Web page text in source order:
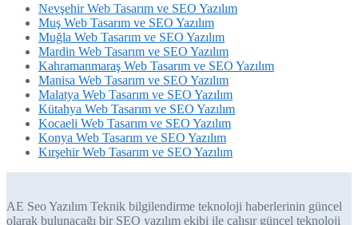
Nevşehir Web Tasarım ve SEO Yazılım
Muş Web Tasarım ve SEO Yazılım
Muğla Web Tasarım ve SEO Yazılım
Mardin Web Tasarım ve SEO Yazılım
Kahramanmaraş Web Tasarım ve SEO Yazılım
Manisa Web Tasarım ve SEO Yazılım
Malatya Web Tasarım ve SEO Yazılım
Kütahya Web Tasarım ve SEO Yazılım
Kocaeli Web Tasarım ve SEO Yazılım
Konya Web Tasarım ve SEO Yazılım
Kırşehir Web Tasarım ve SEO Yazılım
AE Seo Yazılım Teknik bilgilendirme teknoloji haberlerinin güncel
olarak bulunacağı bir SEO yazılım ekibi ile çalışır güncel teknoloji